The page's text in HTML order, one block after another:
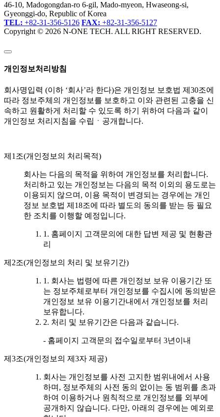
46-10, Madogongdan-ro 6-gil, Mado-myeon, Hwaseong-si,
Gyeonggi-do, Republic of Korea
TEL: +82-31-356-5126 FAX: +82-31-356-5127
Copyright © 2026 N-ONE TECH. ALL RIGHT RESERVED.
개인정보처리방침
회사명입력 (이하 ‘회사’라 한다)은 개인정보 보호법 제30조에
따라 정보주체의 개인정보를 보호하고 이와 관련된 고충을 신
속하고 원활하게 처리할 수 있도록 하기 위하여 다음과 같이
개인정보 처리지침을 수립ㆍ공개합니다.
제1조(개인정보의 처리목적)
회사는 다음의 목적을 위하여 개인정보를 처리합니다.
처리하고 있는 개인정보는 다음의 목적 이외의 용도로는
이용되지 않으며, 이용 목적이 변경되는 경우에는 개인
정보 보호법 제18조에 따라 별도의 동의를 받는 등 필요
한 조치를 이행할 예정입니다.
1. 홈페이지 고객문의에 대한 답변 제공 및 현황관
리
제2조(개인정보의 처리 및 보유기간)
1. 회사는 법령에 따른 개인정보 보유 이용기간 또
는 정보주체로부터 개인정보를 수집시에 동의받은
개인정보 보유 이용기간내에서 개인정보를 처리
보유합니다.
2. 처리 및 보유기간은 다음과 같습니다.
- 홈페이지 고객문의 접수일로부터 3년이내
제3조(개인정보의 제3자 제공)
회사는 개인정보를 사전 고지한 범위내에서 사용
하며, 정보주체의 사전 동의 없이는 동 범위를 초과
하여 이용하거나 원칙적으로 개인정보를 외부에
공개하지 않습니다. 다만, 아래의 경우에는 예외로